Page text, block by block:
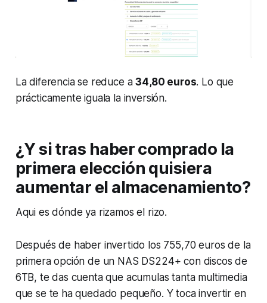
La diferencia se reduce a34,80 euros. Lo que
prácticamente iguala la inversión.
¿Y si tras haber comprado la
primera elección quisiera
aumentar el almacenamiento?
Aqui es dónde ya rizamos el rizo.
Después de haber invertido los 755,70 euros de la
primera opción de un NAS DS224+ con discos de
6TB, te das cuenta que acumulas tanta multimedia
que se te ha quedado pequeño. Y toca invertir en